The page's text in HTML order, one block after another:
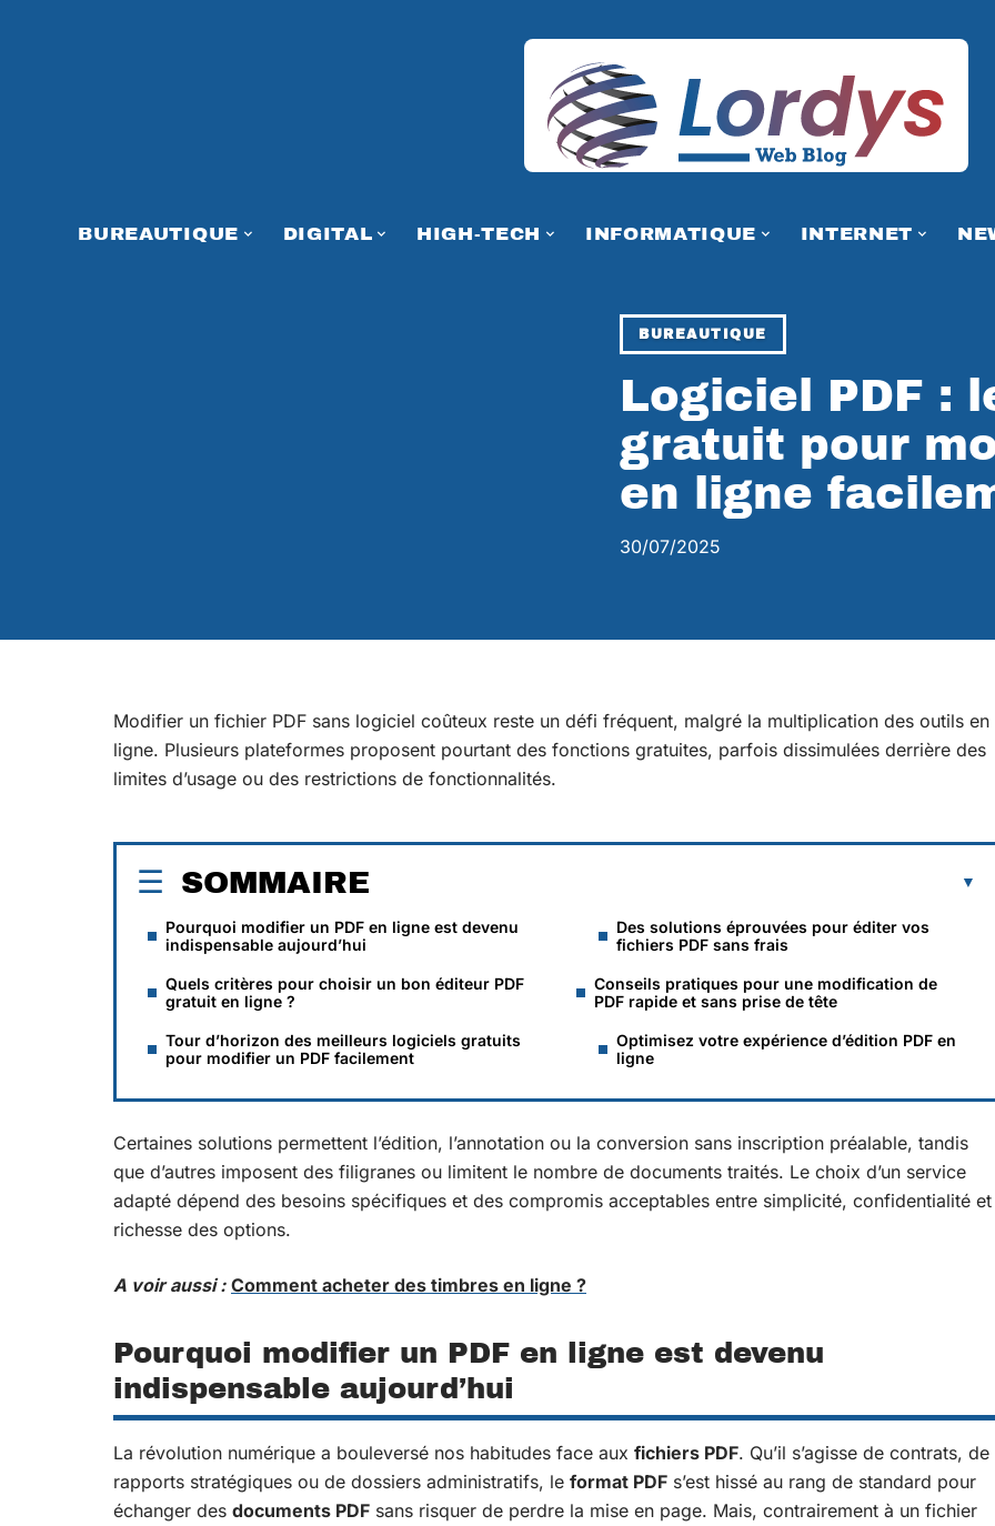
BUREAUTIQUE DIGITAL HIGH-TECH INFORMATIQUE INTERNET
BUREAUTIQUE
Logiciel PDF :
gratuit pour
en ligne
30/07/2025
Modifier un fichier PDF sans logiciel coûteux reste un défi fréquent, malgré la multiplication des outils en
ligne. Plusieurs plateformes proposent pourtant des fonctions gratuites, parfois dissimulées derrière des
limites d’usage ou des restrictions de fonctionnalités.
SOMMAIRE
Pourquoi modifier un PDF en ligne est devenu
indispensable aujourd’hui
Quels critères pour choisir un bon éditeur PDF
gratuit en ligne ?
Tour d’horizon des meilleurs logiciels gratuits
pour modifier un PDF facilement
Des solutions éprouvées pour éditer vos
fichiers PDF sans frais
Conseils pratiques pour une modification de
PDF rapide et sans prise de tête
Optimisez votre expérience d’édition PDF en
ligne
Certaines solutions permettent l’édition, l’annotation ou la conversion sans inscription préalable, tandis
que d’autres imposent des filigranes ou limitent le nombre de documents traités. Le choix d’un service
adapté dépend des besoins spécifiques et des compromis acceptables entre simplicité, confidentialité et
richesse des options.
A voir aussi : Comment acheter des timbres en ligne ?
Pourquoi modifier un PDF en ligne est devenu
indispensable aujourd’hui
La révolution numérique a bouleversé nos habitudes face aux fichiers PDF. Qu’il s’agisse de contrats, de
rapports stratégiques ou de dossiers administratifs, le format PDF s’est hissé au rang de standard pour
échanger des documents PDF sans risquer de perdre la mise en page. Mais, contrairement à un fichier